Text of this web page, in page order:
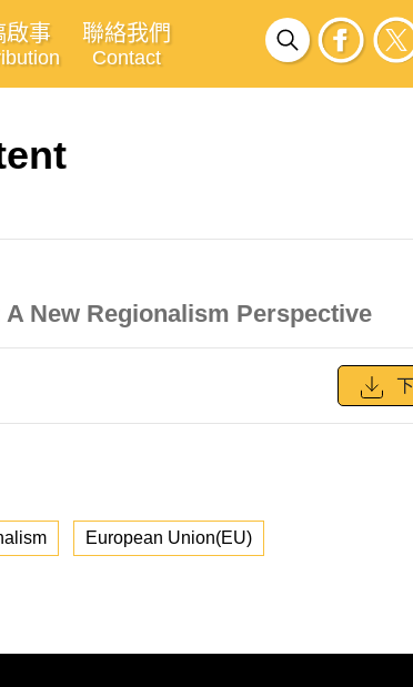
啟事 聯絡我們
Contact
New Regionalism Perspective
European Union(EU)